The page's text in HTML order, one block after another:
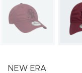
NEW ERA